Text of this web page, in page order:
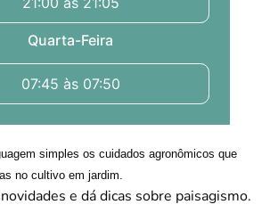
Quarta-Feira
07:45 às 07:50
simples os cuidados agronômicos que
no cultivo em jardim.
e dá dicas sobre paisagismo.